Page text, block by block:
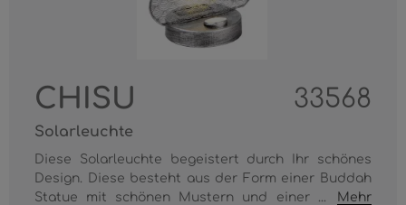
CHISU 33568
Solarleuchte
Diese Solarleuchte begeistert durch Ihr schönes
Design. Diese besteht aus der Form einer Buddah
Statue mit schönen Mustern und einer ...
Mehr